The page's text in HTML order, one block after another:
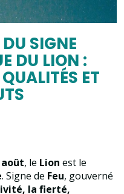
SIGNE
DU LION :
ET
, le Lion est le
. Signe de Feu, gouverné
la fierté,